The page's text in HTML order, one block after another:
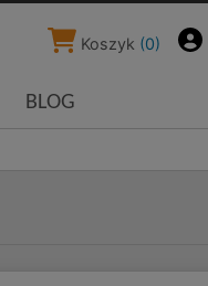
Koszyk (0)
BLOG